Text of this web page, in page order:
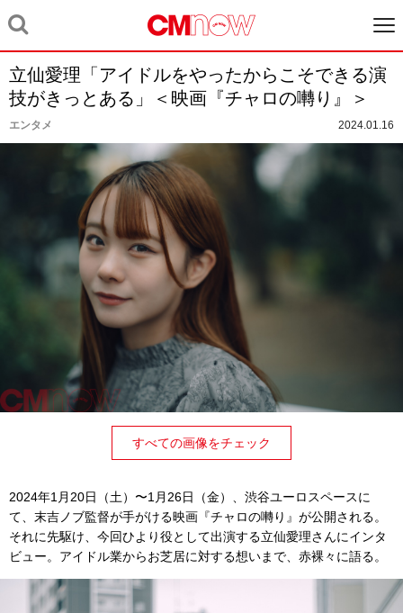
立仙愛理「アイドルをやったからこそできる演
技がきっとある」＜映画『チャロの囀り』＞
エンタメ 2024.01.16
すべての画像をチェック
2024年1月20日（土）〜1月26日（金）、渋谷ユーロスペースに
て、末吉ノブ監督が手がける映画『チャロの囀り』が公開される。
それに先駆け、今回ひより役として出演する立仙愛理さんにインタ
ビュー。アイドル業からお芝居に対する想いまで、赤裸々に語る。